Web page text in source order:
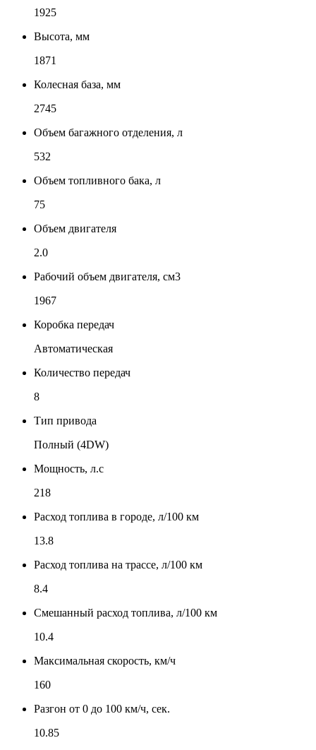
1925
Высота, мм
1871
Колесная база, мм
2745
Объем багажного отделения, л
532
Объем топливного бака, л
75
Объем двигателя
2.0
Рабочий объем двигателя, см3
1967
Коробка передач
Автоматическая
Количество передач
8
Тип привода
Полный (4DW)
Мощность, л.с
218
Расход топлива в городе, л/100 км
13.8
Расход топлива на трассе, л/100 км
8.4
Смешанный расход топлива, л/100 км
10.4
Максимальная скорость, км/ч
160
Разгон от 0 до 100 км/ч, сек.
10.85